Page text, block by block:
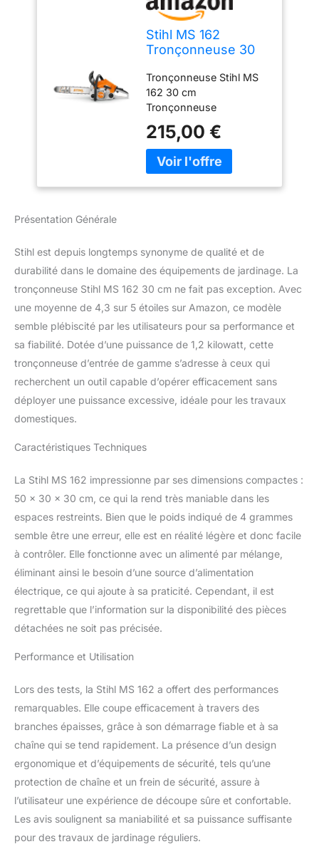
Stihl MS 162
Tronçonneuse 30
Tronçonneuse Stihl MS
162 30 cm
Tronçonneuse
215,00 €
Présentation Générale
Stihl est depuis longtemps synonyme de qualité et de
durabilité dans le domaine des équipements de jardinage. La
tronçonneuse Stihl MS 162 30 cm ne fait pas exception. Avec
une moyenne de 4,3 sur 5 étoiles sur Amazon, ce modèle
semble plébiscité par les utilisateurs pour sa performance et
sa fiabilité. Dotée d’une puissance de 1,2 kilowatt, cette
tronçonneuse d’entrée de gamme s’adresse à ceux qui
recherchent un outil capable d’opérer efficacement sans
déployer une puissance excessive, idéale pour les travaux
domestiques.
Caractéristiques Techniques
La Stihl MS 162 impressionne par ses dimensions compactes :
50 x 30 x 30 cm, ce qui la rend très maniable dans les
espaces restreints. Bien que le poids indiqué de 4 grammes
semble être une erreur, elle est en réalité légère et donc facile
à contrôler. Elle fonctionne avec un alimenté par mélange,
éliminant ainsi le besoin d’une source d’alimentation
électrique, ce qui ajoute à sa praticité. Cependant, il est
regrettable que l’information sur la disponibilité des pièces
détachées ne soit pas précisée.
Performance et Utilisation
Lors des tests, la Stihl MS 162 a offert des performances
remarquables. Elle coupe efficacement à travers des
branches épaisses, grâce à son démarrage fiable et à sa
chaîne qui se tend rapidement. La présence d’un design
ergonomique et d’équipements de sécurité, tels qu’une
protection de chaîne et un frein de sécurité, assure à
l’utilisateur une expérience de découpe sûre et confortable.
Les avis soulignent sa maniabilité et sa puissance suffisante
pour des travaux de jardinage réguliers.